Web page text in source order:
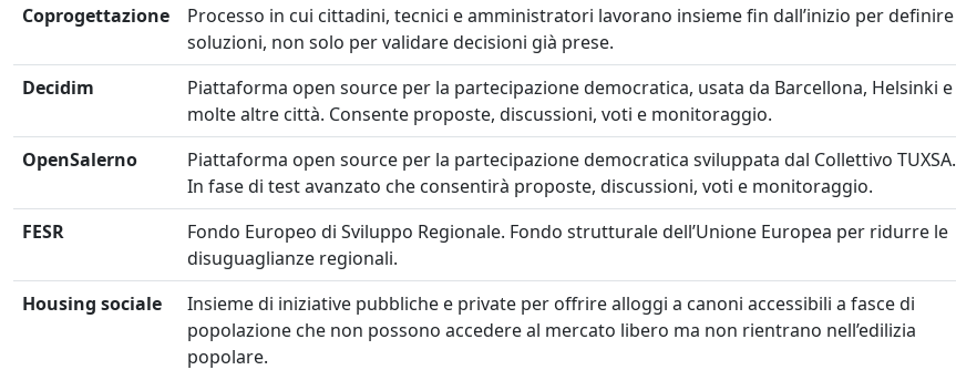
Coprogettazione
Processo in cui cittadini, tecnici e amministratori lavorano insieme fin dall’inizio per definire
soluzioni, non solo per validare decisioni già prese.
Decidim
Piattaforma open source per la partecipazione democratica, usata da Barcellona, Helsinki e
molte altre città. Consente proposte, discussioni, voti e monitoraggio.
OpenSalerno
Piattaforma open source per la partecipazione democratica sviluppata dal Collettivo TUXSA.
In fase di test avanzato che consentirà proposte, discussioni, voti e monitoraggio.
FESR
Fondo Europeo di Sviluppo Regionale. Fondo strutturale dell’Unione Europea per ridurre le
disuguaglianze regionali.
Housing sociale
Insieme di iniziative pubbliche e private per offrire alloggi a canoni accessibili a fasce di
popolazione che non possono accedere al mercato libero ma non rientrano nell’edilizia
popolare.